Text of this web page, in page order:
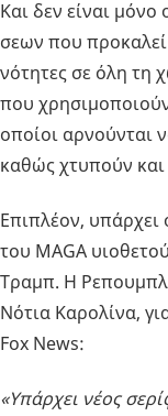
Και δεν είναι
σε­ων που προ­κα­λεί
νό­τη­τες σε όλη τη
που
οποί­οι αρ­νού­νται
καθώς χτυ­πούν
Επι­πλέ­ον, υπάρ­χει
του MAGA
Τραμπ. Η
Νότια Κα­ρο­λί­να,
Fox News:
«Υπάρ­χει νέος